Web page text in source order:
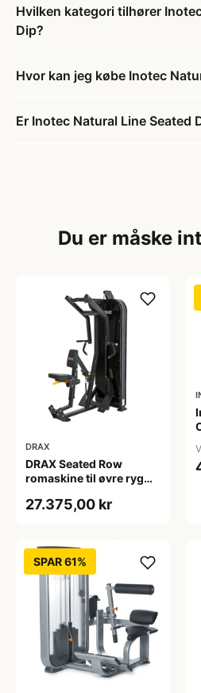
Hvilken kategori tilhører
Dip?
Hvor kan jeg købe Inotec
Er Inotec Natural Line Seated
Du er måske
DRAX
DRAX Seated Row
romaskine til øvre ryg
vægtmagasin
27.375,00 kr
SPAR 61%